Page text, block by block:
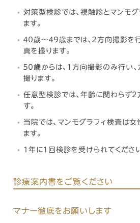
対策型検診では、視触診とマンモ
ます。
４０歳～４９歳までは、２方向撮影
真を撮ります。
５０歳からは、１方向撮影のみ行い
撮ります。
任意型検診では、年齢に関わらず
す。
当院では、マンモグラフィ検査は
ます。
1年に１回検診を受けられてくださ
診療案内書をご覧ください
マナー徹底をお願いします